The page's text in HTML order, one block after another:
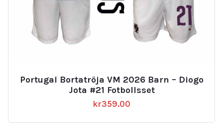
Portugal Bortatröja VM 2026 Barn – Diogo
Jota #21 Fotbollsset
kr359.00